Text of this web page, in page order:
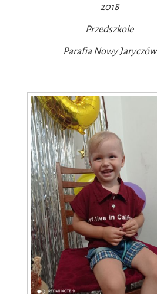
2018
Przedszkole
Parafia Nowy Jaryczów